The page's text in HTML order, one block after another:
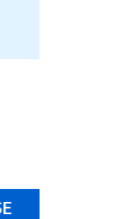
Creator